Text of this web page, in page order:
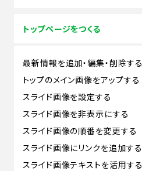
トップページをつくる
最新情報を追加・編集・削除する
トップのメイン画像をアップする
スライド画像を設定する
スライド画像を非表示にする
スライド画像の順番を変更する
スライド画像にリンクを追加する
スライド画像テキストを活用する